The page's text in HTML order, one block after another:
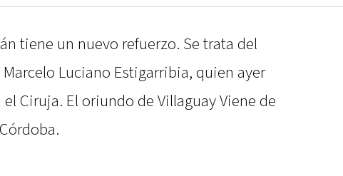
tiene un nuevo refuerzo. Se trata del
Luciano Estigarribia, quien ayer
Ciruja. El oriundo de Villaguay Viene de